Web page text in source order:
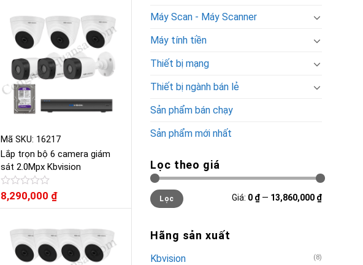
sao
Mã SKU: 16217
Lắp trọn bộ 6 camera giám
sát 2.0Mpx Kbvision
Được
xếp
8,290,000 ₫
Máy Scan - Máy Scanner
Máy tính tiền
Thiết bị mạng
Thiết bị ngành bán lẻ
Sản phẩm bán chạy
Sản phẩm mới nhất
Lọc theo giá
Giá
tối
thiểu
Giá
tối
đa
Lọc Giá: 0 ₫— 13,860,000 ₫
Hãng sản xuất
Kbvision (8)